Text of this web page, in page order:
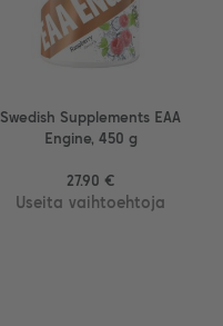
Swedish Supplements EAA
Engine, 450 g
27.90 €
Useita vaihtoehtoja